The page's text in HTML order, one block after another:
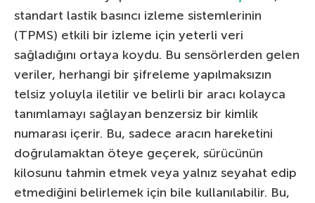
standart lastik basıncı izleme sistemlerinin
(TPMS) etkili bir izleme için yeterli veri
sağladığını ortaya koydu. Bu sensörlerden gelen
veriler, herhangi bir şifreleme yapılmaksızın
telsiz yoluyla iletilir ve belirli bir aracı kolayca
tanımlamayı sağlayan benzersiz bir kimlik
numarası içerir. Bu, sadece aracın hareketini
doğrulamaktan öteye geçerek, sürücünün
kilosunu tahmin etmek veya yalnız seyahat edip
etmediğini belirlemek için bile kullanılabilir. Bu,